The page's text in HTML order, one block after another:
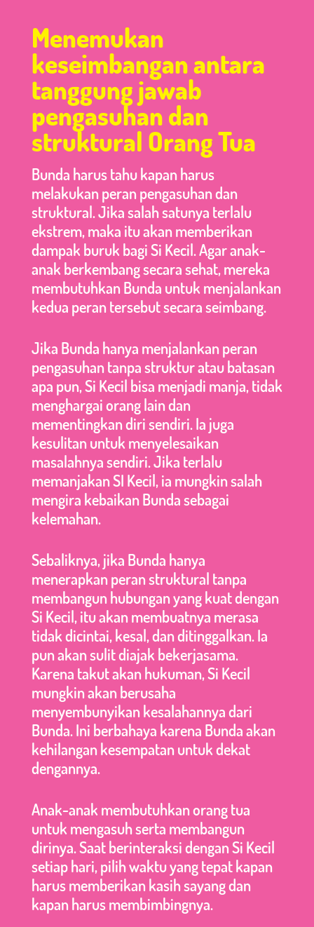
Menemukan
keseimbangan antara
tanggung jawab
pengasuhan dan
struktural Orang Tua
Bunda harus tahu kapan harus
melakukan peran pengasuhan dan
struktural. Jika salah satunya terlalu
ekstrem, maka itu akan memberikan
dampak buruk bagi Si Kecil. Agar anak-
anak berkembang secara sehat, mereka
membutuhkan Bunda untuk menjalankan
kedua peran tersebut secara seimbang.
Jika Bunda hanya menjalankan peran
pengasuhan tanpa struktur atau batasan
apa pun, Si Kecil bisa menjadi manja, tidak
menghargai orang lain dan
mementingkan diri sendiri. Ia juga
kesulitan untuk menyelesaikan
masalahnya sendiri. Jika terlalu
memanjakan SI Kecil, ia mungkin salah
mengira kebaikan Bunda sebagai
kelemahan.
Sebaliknya, jika Bunda hanya
menerapkan peran struktural tanpa
membangun hubungan yang kuat dengan
Si Kecil, itu akan membuatnya merasa
tidak dicintai, kesal, dan ditinggalkan. Ia
pun akan sulit diajak bekerjasama.
Karena takut akan hukuman, Si Kecil
mungkin akan berusaha
menyembunyikan kesalahannya dari
Bunda. Ini berbahaya karena Bunda akan
kehilangan kesempatan untuk dekat
dengannya.
Anak-anak membutuhkan orang tua
untuk mengasuh serta membangun
dirinya. Saat berinteraksi dengan Si Kecil
setiap hari, pilih waktu yang tepat kapan
harus memberikan kasih sayang dan
kapan harus membimbingnya.